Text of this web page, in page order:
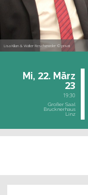
Lisa Kilian & Walter Rescheneder © privat
Mi, 22. März
23
19:30
Großer Saal
Brucknerhaus
Linz